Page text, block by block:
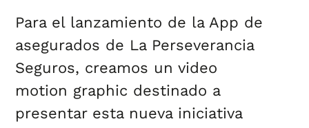
Para el lanzamiento de la App de
asegurados de La Perseverancia
Seguros, creamos un video
motion graphic destinado a
presentar esta nueva iniciativa